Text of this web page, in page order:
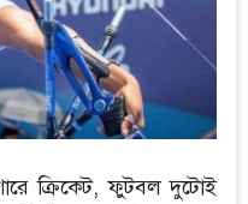
ক্রিকেট, ফুটবল দুটোই